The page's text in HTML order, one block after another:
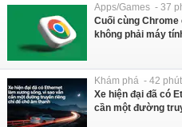
Apps/Games - 37
Cuối cùng
không phải máy
Khám phá - 42
Xe hiện đại đã có
cần một đường